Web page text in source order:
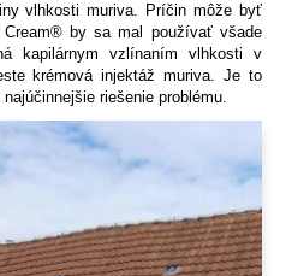
vlhkosti muriva. Príčin môže byť
Cream® by sa mal používať všade
kapilárnym vzlínaním vlhkosti v
krémová injektáž muriva. Je to
riešenie problému.